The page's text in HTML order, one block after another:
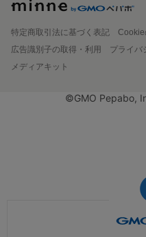
特定商取引法に基づく表記
Cookie
広告識別子の取得・利用
プライバ
メディアキット
©GMO Pepabo,